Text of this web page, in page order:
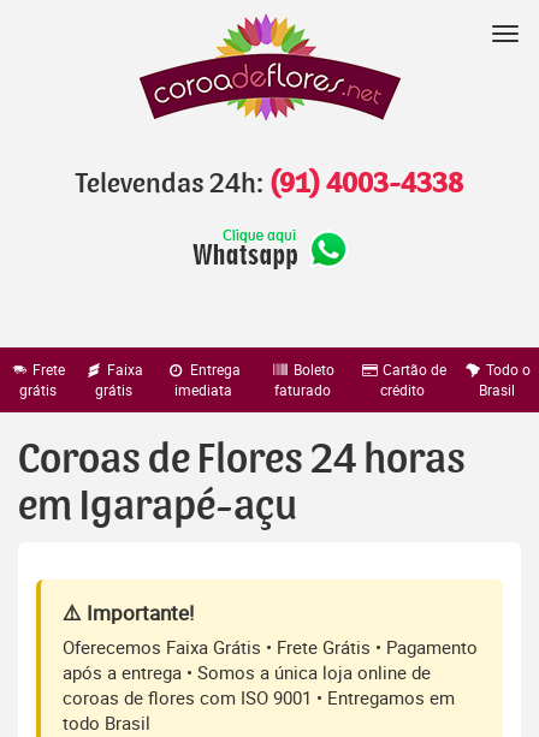
Televendas 24h: (91) 4003-4338
Frete
grátis
Faixa
grátis
Entrega
imediata
Boleto
faturado
Cartão de
crédito
Todo o
Brasil
Coroas de Flores 24 horas
em Igarapé-açu
⚠️ Importante!
Oferecemos Faixa Grátis • Frete Grátis • Pagamento
após a entrega • Somos a única loja online de
coroas de flores com ISO 9001 • Entregamos em
todo Brasil